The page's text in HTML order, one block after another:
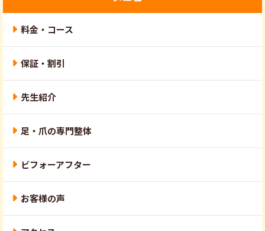
料金・コース
保証・割引
先生紹介
足・爪の専門整体
ビフォーアフター
お客様の声